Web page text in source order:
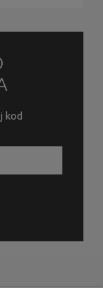
kod